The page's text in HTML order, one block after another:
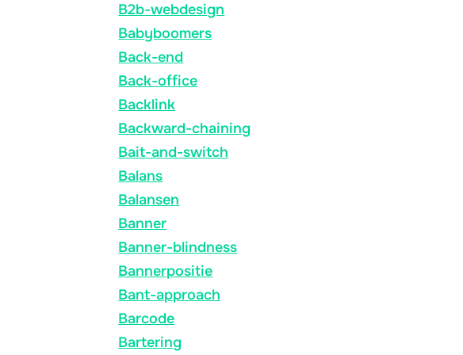
B2b-webdesign
Babyboomers
Back-end
Back-office
Backlink
Backward-chaining
Bait-and-switch
Balans
Balansen
Banner
Banner-blindness
Bannerpositie
Bant-approach
Barcode
Bartering